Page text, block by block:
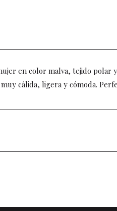
en color malva, tejido polar
cálida, ligera y cómoda.